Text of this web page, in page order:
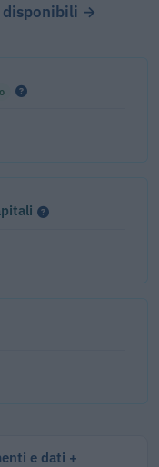
disponibili →
e dati